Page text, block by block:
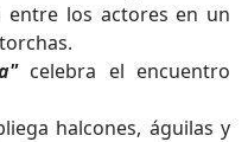
entre los actores en un
celebra el encuentro
halcones, águilas y